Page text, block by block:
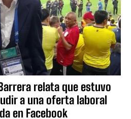
relata que estuvo
a una oferta laboral
en Facebook